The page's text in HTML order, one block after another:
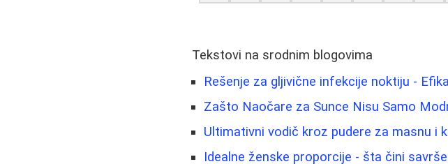
Tekstovi na srodnim blogovima
Rešenje za gljivične infekcije noktiju -
Zašto Naočare za Sunce Nisu Samo
Ultimativni vodič kroz pudere za masnu i
Idealne ženske proporcije - šta čini